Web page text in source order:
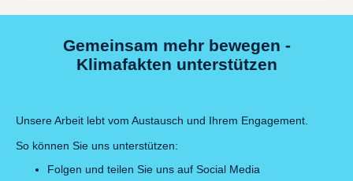
Gemeinsam mehr bewegen -
Klimafakten unterstützen
Unsere Arbeit lebt vom Austausch und Ihrem Engagement.
So können Sie uns unterstützen:
Folgen und teilen Sie uns auf Social Media